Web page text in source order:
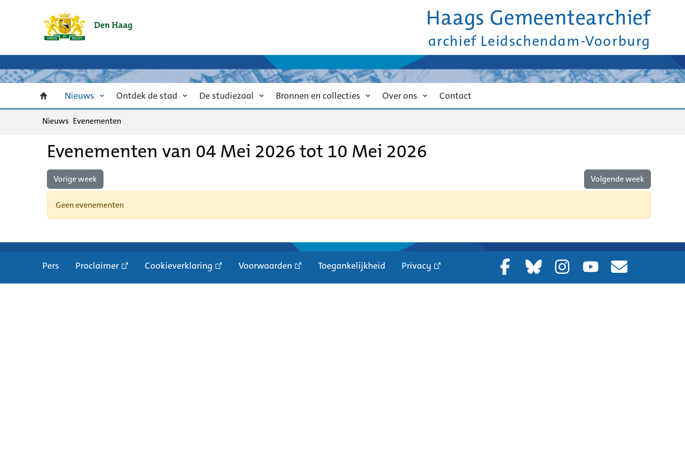
Haags Gemeentearchief
archief Leidschendam-Voorburg
Nieuws Ontdek de stad De studiezaal Bronnen en collecties Over ons Contact
Nieuws Evenementen
Evenementen van 04 Mei 2026 tot 10 Mei 2026
Vorige week Volgende week
Geen evenementen
Pers Proclaimer Cookieverklaring Voorwaarden Toegankelijkheid Privacy